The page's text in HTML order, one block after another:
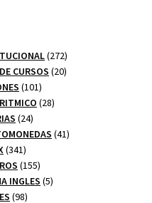
272272
productos
CURSOS 2020
101101
productos
2828
2424
productos
4141
341341
productos
155155
productos
INGLES 55
9898